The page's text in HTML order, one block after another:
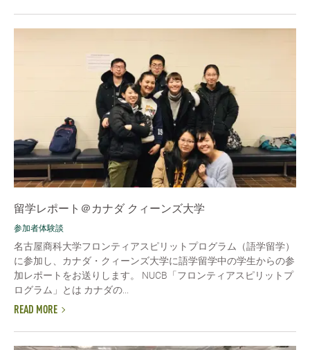
留学レポート＠カナダ クィーンズ大学
参加者体験談
名古屋商科大学フロンティアスピリットプログラム（語学留学）
に参加し、カナダ・クィーンズ大学に語学留学中の学生からの参
加レポートをお送りします。 NUCB「フロンティアスピリットプ
ログラム」とは カナダの...
READ MORE